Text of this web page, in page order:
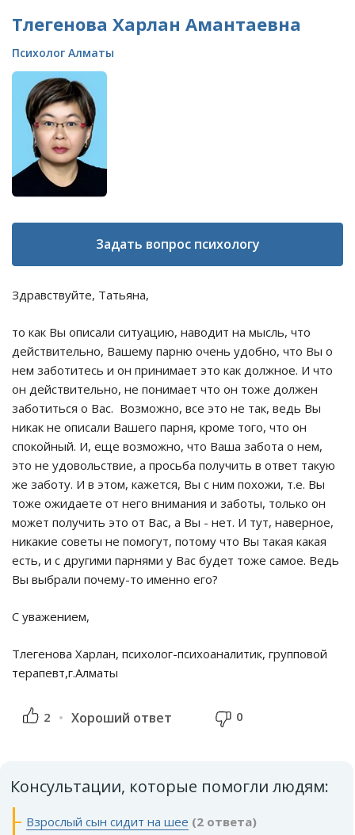
Тлегенова Харлан Амантаевна
Психолог Алматы
Задать вопрос психологу
Здравствуйте, Татьяна,
то как Вы описали ситуацию, наводит на мысль, что
действительно, Вашему парню очень удобно, что Вы о
нем заботитесь и он принимает это как должное. И что
он действительно, не понимает что он тоже должен
заботиться о Вас. Возможно, все это не так, ведь Вы
никак не описали Вашего парня, кроме того, что он
спокойный. И, еще возможно, что Ваша забота о нем,
это не удовольствие, а просьба получить в ответ такую
же заботу. И в этом, кажется, Вы с ним похожи, т.е. Вы
тоже ожидаете от него внимания и заботы, только он
может получить это от Вас, а Вы - нет. И тут, наверное,
никакие советы не помогут, потому что Вы такая какая
есть, и с другими парнями у Вас будет тоже самое. Ведь
Вы выбрали почему-то именно его?
С уважением,
Тлегенова Харлан, психолог-психоаналитик, групповой
терапевт,г.Алматы
2 Хороший ответ 0
Консультации, которые помогли людям:
Взрослый сын сидит на шее (2 ответа)